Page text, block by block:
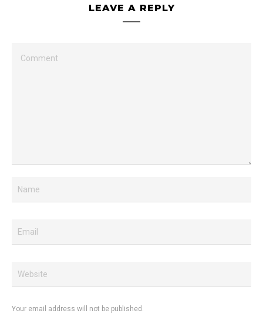
LEAVE A REPLY
Your email address will not be published.